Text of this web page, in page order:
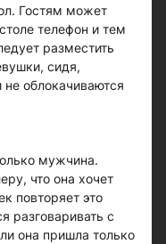
Гостям может
телефон и тем
разместить
сидя,
облокачиваются
мужчина.
что она хочет
повторяет это
разговаривать с
она пришла только